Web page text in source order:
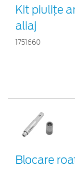
Kit piuliţe
aliaj
1751660
Blocare